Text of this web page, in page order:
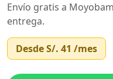
Envío gratis a
entrega.
DesdeS/. 41 /mes